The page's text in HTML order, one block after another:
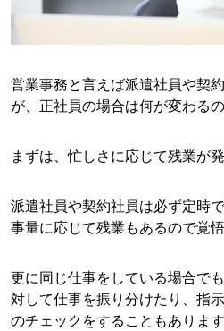
営業事務と言えば派遣社員や契
が、正社員の場合は何が変わるの
まずは、忙しさに応じて残業が
派遣社員や契約社員は必ず定時
事量に応じて残業もあるので覚悟
更に同じ仕事をしている場合で
対して仕事を振り分けたり、指
のチェックをすることもあります